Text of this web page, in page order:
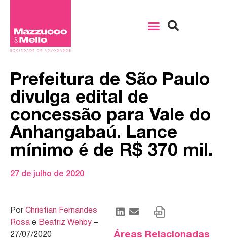
Prefeitura de São Paulo
divulga edital de
concessão para Vale do
Anhangabaú. Lance
mínimo é de R$ 370 mil.
27 de julho de 2020
Por Christian Fernandes
Rosa e Beatriz Wehby –
27/07/2020
Áreas Relacionadas